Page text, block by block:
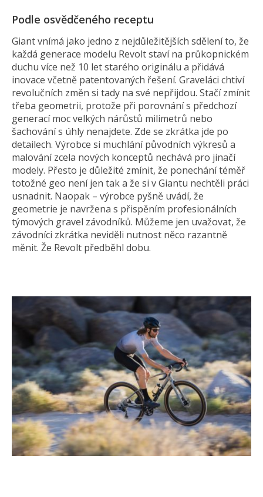
Podle osvědčeného receptu
Giant vnímá jako jedno z nejdůležitějších sdělení to, že
každá generace modelu Revolt staví na průkopnickém
duchu více než 10 let starého originálu a přidává
inovace včetně patentovaných řešení. Graveláci chtiví
revolučních změn si tady na své nepřijdou. Stačí zmínit
třeba geometrii, protože při porovnání s předchozí
generací moc velkých nárůstů milimetrů nebo
šachování s úhly nenajdete. Zde se zkrátka jde po
detailech. Výrobce si muchlání původních výkresů a
malování zcela nových konceptů nechává pro jinačí
modely. Přesto je důležité zmínit, že ponechání téměř
totožné geo není jen tak a že si v Giantu nechtěli práci
usnadnit. Naopak – výrobce pyšně uvádí, že
geometrie je navržena s přispěním profesionálních
týmových gravel závodníků. Můžeme jen uvažovat, že
závodníci zkrátka neviděli nutnost něco razantně
měnit. Že Revolt předběhl dobu.